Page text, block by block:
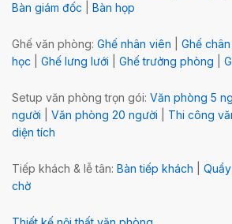
Bàn giám đốc
Bàn họp
Ghế văn phòng: Ghế nhân viên Ghế
học
Ghế lưng lưới Ghế trưởng phòng
Setup văn phòng trọn gói: Văn phòng 5
người
Văn phòng 20 người Thi công
diện tích
Tiếp khách & lễ tân: Bàn tiếp khách
chờ